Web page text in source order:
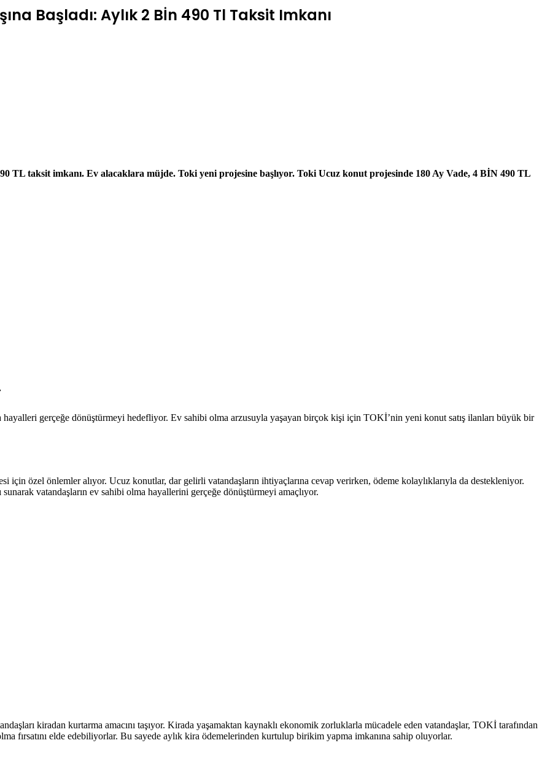
Başladı: Aylık 2 Bİn 490 Tl Taksit Imkanı
TL taksit imkanı. Ev alacaklara müjde. Toki yeni projesine başlıyor. Toki Ucuz konut projesinde 180 Ay Vade, 4 BİN 490 TL
gerçeğe dönüştürmeyi hedefliyor. Ev sahibi olma arzusuyla yaşayan birçok kişi için TOKİ’nin yeni konut satış ilanları büyük bir
özel önlemler alıyor. Ucuz konutlar, dar gelirli vatandaşların ihtiyaçlarına cevap verirken, ödeme kolaylıklarıyla da destekleniyor.
vatandaşların ev sahibi olma hayallerini gerçeğe dönüştürmeyi amaçlıyor.
kiradan kurtarma amacını taşıyor. Kirada yaşamaktan kaynaklı ekonomik zorluklarla mücadele eden vatandaşlar, TOKİ tarafından
fırsatını elde edebiliyorlar. Bu sayede aylık kira ödemelerinden kurtulup birikim yapma imkanına sahip oluyorlar.